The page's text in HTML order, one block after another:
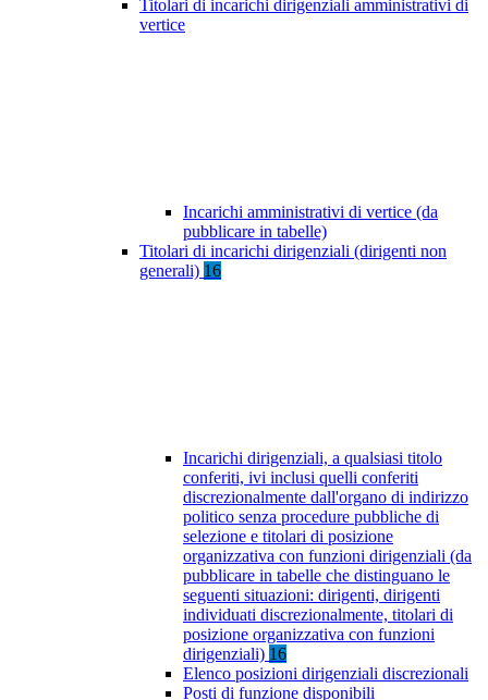
Titolari di incarichi dirigenziali amministrativi di
vertice
Incarichi amministrativi di vertice (da
pubblicare in tabelle)
Titolari di incarichi dirigenziali (dirigenti non
generali) 16
Incarichi dirigenziali, a qualsiasi titolo
conferiti, ivi inclusi quelli conferiti
discrezionalmente dall'organo di indirizzo
politico senza procedure pubbliche di
selezione e titolari di posizione
organizzativa con funzioni dirigenziali (da
pubblicare in tabelle che distinguano le
seguenti situazioni: dirigenti, dirigenti
individuati discrezionalmente, titolari di
posizione organizzativa con funzioni
dirigenziali) 16
Elenco posizioni dirigenziali discrezionali
Posti di funzione disponibili